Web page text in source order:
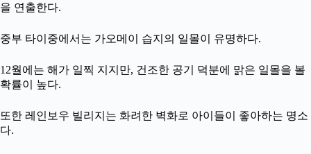
을 연출한다.
중부 타이중에서는 가오메이 습지의 일몰이 유명하다.
12월에는 해가 일찍 지지만, 건조한 공기 덕분에 맑은 일몰을 볼
확률이 높다.
또한 레인보우 빌리지는 화려한 벽화로 아이들이 좋아하는 명소
다.